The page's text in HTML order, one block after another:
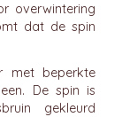
overwintering
dat de spin
met beperkte
De spin is
gekleurd